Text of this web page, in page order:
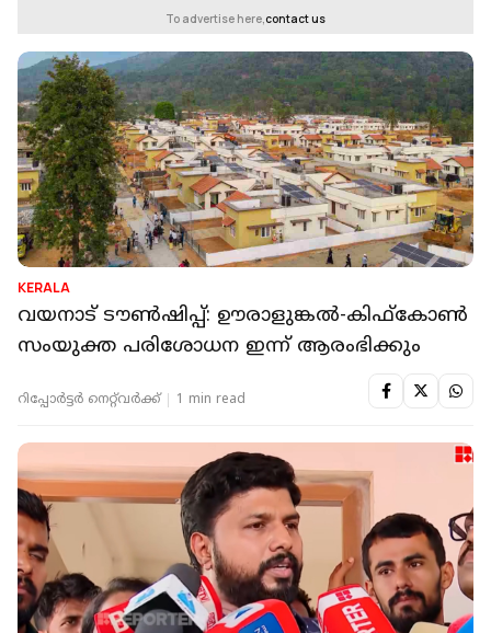
To advertise here, contact us
KERALA
വയനാട് ടൗണ്‍ഷിപ്പ്: ഊരാളുങ്കല്‍-കിഫ്കോണ്‍
സംയുക്ത പരിശോധന ഇന്ന് ആരംഭിക്കും
റിപ്പോർട്ടർ നെറ്റ്‌വര്‍ക്ക്‌ 1 min read